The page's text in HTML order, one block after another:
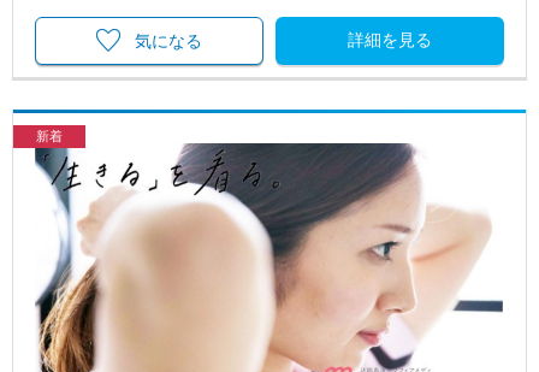
詳細を見る
気になる
新着